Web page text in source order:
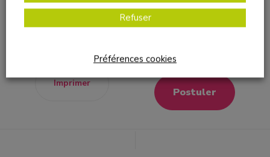
valeurs d'entraide, de respect et d'innovation. Votre
empathie, votre rigueur et votre esprit d'équipe feront de
Imprimer
Postuler
Refuser
Préférences cookies